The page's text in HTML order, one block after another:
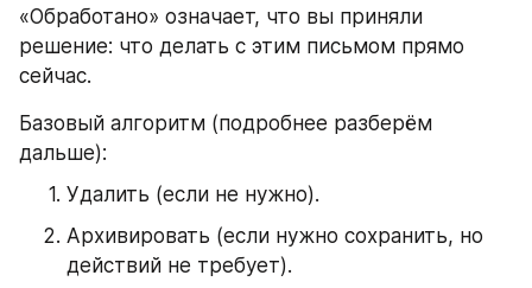
«Обработано» означает, что вы приняли
решение: что делать с этим письмом прямо
сейчас.
Базовый алгоритм (подробнее разберём
дальше):
Удалить (если не нужно).
Архивировать (если нужно сохранить, но
действий не требует).